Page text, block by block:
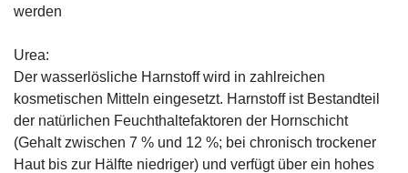
werden
Urea:
Der wasserlösliche Harnstoff wird in zahlreichen
kosmetischen Mitteln eingesetzt. Harnstoff ist Bestandteil
der natürlichen Feuchthaltefaktoren der Hornschicht
(Gehalt zwischen 7 % und 12 %; bei chronisch trockener
Haut bis zur Hälfte niedriger) und verfügt über ein hohes